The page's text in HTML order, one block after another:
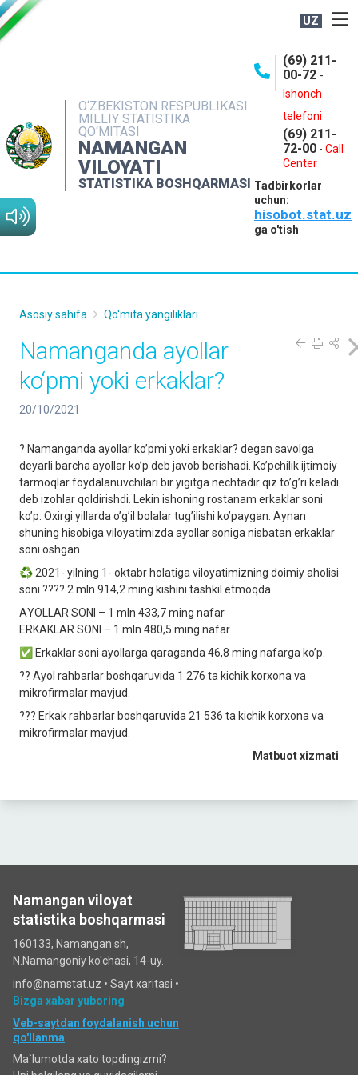
UZ
O‘ZBEKISTON RESPUBLIKASI
MILLIY STATISTIKA
QO‘MITASI
NAMANGAN
VILOYATI
STATISTIKA BOSHQARMASI
(69) 211-
00-72 -
Ishonch
telefoni
(69) 211-
72-00 - Call
Center
Tadbirkorlar
uchun:
hisobot.stat.uz
ga o'tish
NASHRLAR
INTERAKTIV XIZMATLAR
MATBUOT XIZMATI
MUROJAATLAR
Asosiy sahifa Qo'mita yangiliklari
Namanganda ayollar
ko‘pmi yoki erkaklar?
20/10/2021
? Namanganda ayollar koʼpmi yoki erkaklar? degan savolga
deyarli barcha ayollar koʼp deb javob berishadi. Koʼpchilik ijtimoiy
tarmoqlar foydalanuvchilari bir yigitga nechtadir qiz toʼgʼri keladi
deb izohlar qoldirishdi. Lekin ishoning rostanam erkaklar soni
koʼp. Oxirgi yillarda oʼgʼil bolalar tugʼilishi koʼpaygan. Аynan
shuning hisobiga viloyatimizda ayollar soniga nisbatan erkaklar
soni oshgan.
♻️ 2021- yilning 1- oktabr holatiga viloyatimizning doimiy aholisi
soni ?‍?‍?‍? 2 mln 914,2 ming kishini tashkil etmoqda.
АYOLLАR SONI – 1 mln 433,7 ming nafar
ERKАKLАR SONI – 1 mln 480,5 ming nafar
✅ Erkaklar soni ayollarga qaraganda 46,8 ming nafarga koʼp.
?‍? Аyol rahbarlar boshqaruvida 1 276 ta kichik korxona va
mikrofirmalar mavjud.
??‍? Erkak rahbarlar boshqaruvida 21 536 ta kichik korxona va
mikrofirmalar mavjud.
Matbuot xizmati
Namangan viloyat
statistika boshqarmasi
160133, Namangan sh,
N.Namangoniy ko'chasi, 14-uy.
info@namstat.uz • Sayt xaritasi •
Bizga xabar yuboring
Veb-saytdan foydalanish uchun
qo'llanma
Ma`lumotda xato topdingizmi?